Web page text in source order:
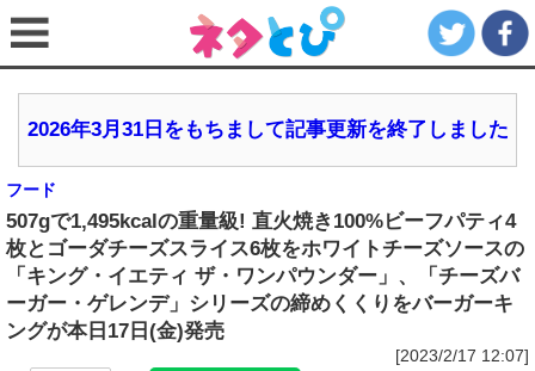
2026年3月31日をもちまして記事更新を終了しました
フード
507gで1,495kcalの重量級! 直火焼き100%ビーフパティ4
枚とゴーダチーズスライス6枚をホワイトチーズソースの
「キング・イエティ ザ・ワンパウンダー」、「チーズバ
ーガー・ゲレンデ」シリーズの締めくくりをバーガーキ
ングが本日17日(金)発売
[2023/2/17 12:07]